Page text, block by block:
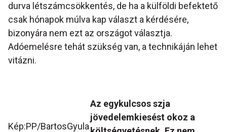
durva létszámcsökkentés, de ha a külföldi befektető
csak hónapok múlva kap választ a kérdésére,
bizonyára nem ezt az országot választja.
Adóemelésre tehát szükség van, a technikáján lehet
vitázni.
Kép:PP/BartosGyula
Az egykulcsos szja
jövedelemkiesést okoz a